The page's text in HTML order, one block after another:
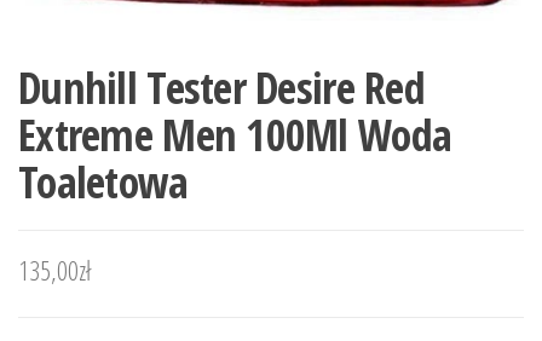
Dunhill Tester Desire Red
Extreme Men 100Ml Woda
Toaletowa
135,00zł